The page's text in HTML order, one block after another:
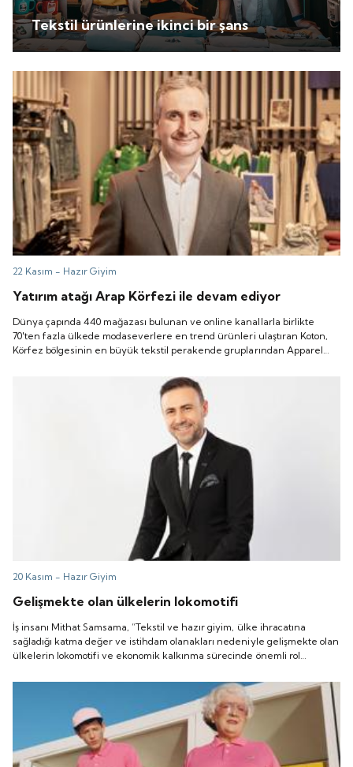
Tekstil ürünlerine ikinci bir şans
22 Kasım - Hazır Giyim
Yatırım atağı Arap Körfezi ile devam ediyor
Dünya çapında 440 mağazası bulunan ve online kanallarla birlikte
70'ten fazla ülkede modaseverlere en trend ürünleri ulaştıran Koton,
Körfez bölgesinin en büyük tekstil perakende gruplarından Apparel
kadar tamamlanması beklenen nihai anlaşma bölgedeki 6 ülkeyi
20 Kasım - Hazır Giyim
Gelişmekte olan ülkelerin lokomotifi
İş insanı Mithat Samsama, “Tekstil ve hazır giyim, ülke ihracatına
sağladığı katma değer ve istihdam olanakları nedeniyle gelişmekte olan
ülkelerin lokomotifi ve ekonomik kalkınma sürecinde önemli rol
akımları ve sürekli değişen trendlerle insanları mutlu eden ve yaşam
tarzına katkı sağlayarak sosyal yaşamlarına büyük ölçüde katkı
sağlayan dinamik bir sektör" diyor.